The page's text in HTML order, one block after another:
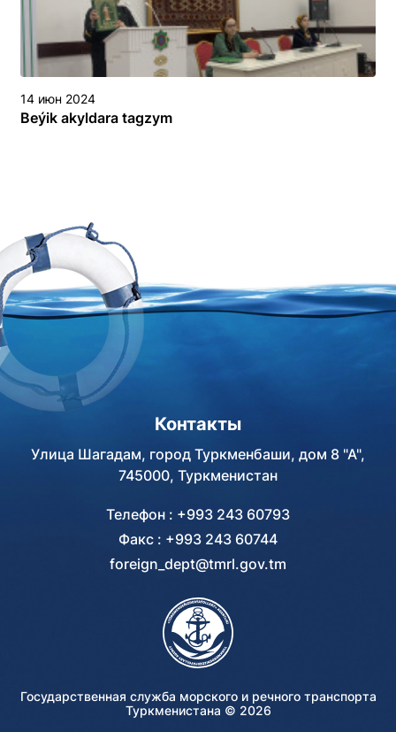
14 июн 2024
Beýik akyldara tagzym
Контакты
Улица Шагадам, город Туркменбаши, дом 8 "А",
745000, Туркменистан
Телефон : +993 243 60793
Факс : +993 243 60744
foreign_dept@tmrl.gov.tm
Государственная служба морского и речного транспорта
Туркменистана © 2026